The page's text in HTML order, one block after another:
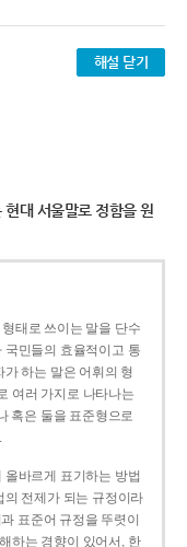
해설 닫기
대 서울말로 정함을 원
태로 쓰이는 말을 단수
국민들의 효율적이고 통
하는 말은 어휘의 형
여러 가지로 나타나는
혹은 둘을 표준형으로
바르게 표기하는 방법
의 전제가 되는 규정이라
표준어 규정을 뚜렷이
하는 경향이 있어서, 한